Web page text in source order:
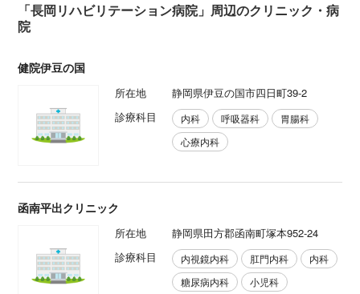
「長岡リハビリテーション病院」周辺のクリニック・病
院
健院伊豆の国
所在地
静岡県伊豆の国市四日町39-2
診療科目
内科 呼吸器科
胃腸科
心療内科
函南平出クリニック
所在地
静岡県田方郡函南町塚本952-24
診療科目
内視鏡内科 肛門内科
内科
糖尿病内科
小児科